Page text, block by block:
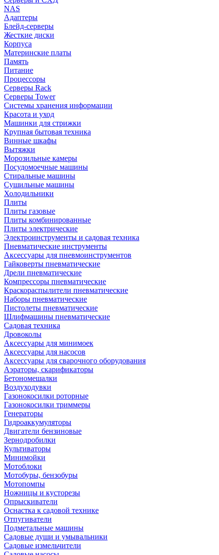
NAS
Адаптеры
Блейд-серверы
Жесткие диски
Корпуса
Материнские платы
Память
Питание
Процессоры
Серверы Rack
Серверы Tower
Системы хранения информации
Красота и уход
Машинки для стрижки
Крупная бытовая техника
Винные шкафы
Вытяжки
Морозильные камеры
Посудомоечные машины
Стиральные машины
Сушильные машины
Холодильники
Плиты
Плиты газовые
Плиты комбинированные
Плиты электрические
Электроинструменты и садовая техника
Пневматические инструменты
Аксессуары для пневмоинструментов
Гайковерты пневматические
Дрели пневматические
Компрессоры пневматические
Краскораспылители пневматические
Наборы пневматические
Пистолеты пневматические
Шлифмашины пневматические
Садовая техника
Дровоколы
Аксессуары для минимоек
Аксессуары для насосов
Аксессуары для сварочного оборудования
Аэраторы, скарификаторы
Бетономешалки
Воздуходувки
Газонокосилки роторные
Газонокосилки триммеры
Генераторы
Гидроаккумуляторы
Двигатели бензиновые
Зернодробилки
Культиваторы
Минимойки
Мотоблоки
Мотобуры, бензобуры
Мотопомпы
Ножницы и кусторезы
Опрыскиватели
Оснастка к садовой технике
Отпугиватели
Подметальные машины
Садовые души и умывальники
Садовые измельчители